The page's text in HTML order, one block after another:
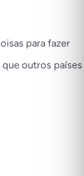
para fazer
outros países